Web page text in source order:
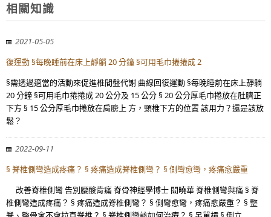
相關知識
2021-05-05
復運動 §每晚睡前在床上靜躺 20 分鐘 §可用毛巾捲捲成 2
§需透過適當的活動來促進椎間盤代謝 曲線回復運動 §每晚睡前在床上靜躺
20 分鐘 §可用毛巾捲捲成 20 公分及 15 公分 § 20 公分厚毛巾捲放在肚臍正
下方 § 15 公分厚毛巾捲放在肩膀上 方，頸椎下方的位置 該用力？還是該放
鬆？
2022-09-11
§ 脊椎側彎造成疼痛？ § 疼痛造成脊椎側彎？ § 側彎愈彎，疼痛愈嚴重
改善脊椎側彎 告別腰酸背痛 脊骨神經學博士 閻曉華 脊椎側彎與痛 § 脊
椎側彎造成疼痛？ § 疼痛造成脊椎側彎？ § 側彎愈彎，疼痛愈嚴重？ § 整